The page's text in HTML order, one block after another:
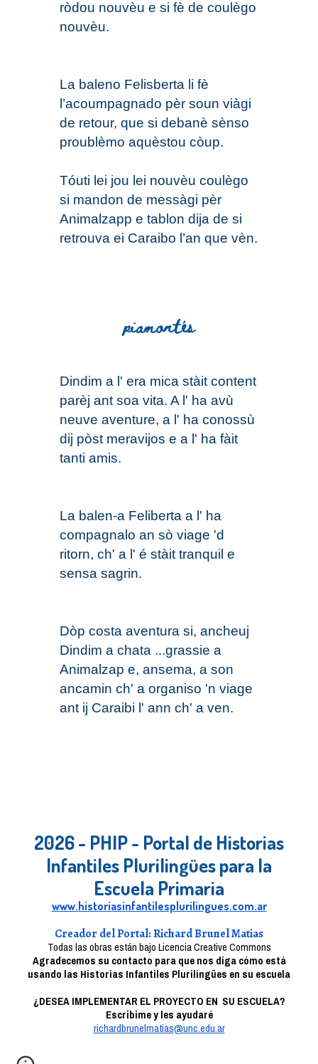
ròdou nouvèu e si fè de coulègo
nouvèu.
La baleno Felisberta li fè
l’acoumpagnado pèr soun viàgi
de retour, que si debanè sènso
proublèmo aquèstou còup.
Tóuti lei jou lei nouvèu coulègo
si mandon de messàgi pèr
Animalzapp e tablon dija de si
retrouva ei Caraibo l’an que vèn.
piamontés
Dindim a l' era mica stàit content
parèj ant soa vita. A l' ha avù
neuve aventure, a l' ha conossù
dij pòst meravijos e a l' ha fàit
tanti amis.
La balen-a Feliberta a l' ha
compagnalo an sò viage 'd
ritorn, ch' a l' é stàit tranquil e
sensa sagrin.
Dòp costa aventura si, ancheuj
Dindim a chata ...grassie a
Animalzap e, ansema, a son
ancamin ch' a organiso 'n viage
ant ij Caraibi l' ann ch' a ven.
2026 - PHIP - Portal de Historias
Infantiles Plurilingües para la
Escuela Primaria
www.historiasinfantilesplurilingues.com.ar
Creador del Portal: Richard Brunel Matias
Todas las obras están bajo Licencia Creative Commons
Agradecemos su contacto para que nos diga cómo está
usando las Historias Infantiles Plurilingües en su escuela
¿DESEA IMPLEMENTAR EL PROYECTO EN SU ESCUELA?
Escribime y les ayudaré
richardbrunelmatias@unc.edu.ar